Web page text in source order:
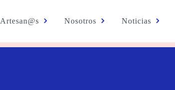
Artesan@s Nosotros Noticias